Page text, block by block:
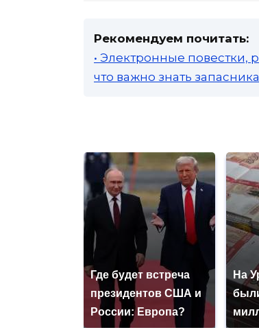
Рекомендуем почитать:
• Электронные повестки,
что важно знать
Где будет встреча
президентов США и
России: Европа?
На